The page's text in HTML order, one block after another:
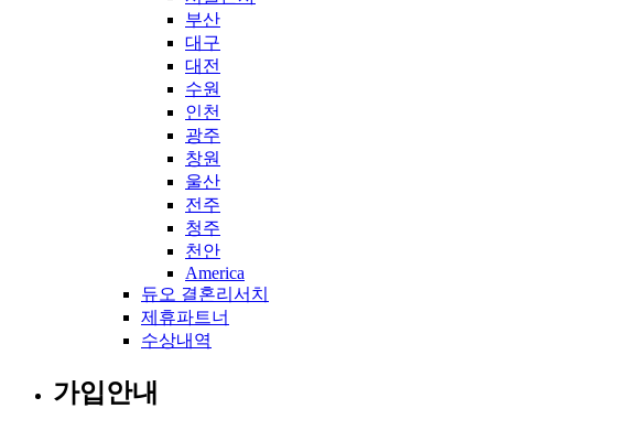
부산
대구
대전
수원
인천
광주
창원
울산
전주
청주
천안
America
듀오 결혼리서치
제휴파트너
수상내역
가입안내